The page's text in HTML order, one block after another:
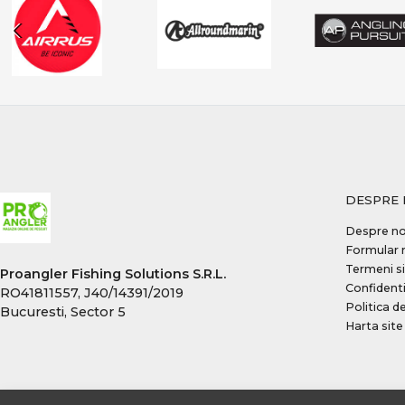
Greys
Guru
Haldorado
JRC
Kamasaki
Konger
KOOS
Proangler Fishing Solutions S.R.L.
RO41811557, J40/14391/2019
Bucuresti, Sector 5
DESPRE
Despre
Formular
Termeni
Politica
Harta site